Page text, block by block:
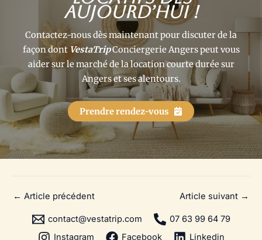
aujourd’hui !
Contactez-nous dès maintenant pour discuter de la
façon dontVestaTripConciergerie Angers peut vous
aider sur le marché de la location courte durée sur
Angers et ses alentours.
Prendre rendez-vous
← Article précédent Article suivant →
contact@vestatrip.com
07 63 99 64 79
Instagram
Facebook Linkedin